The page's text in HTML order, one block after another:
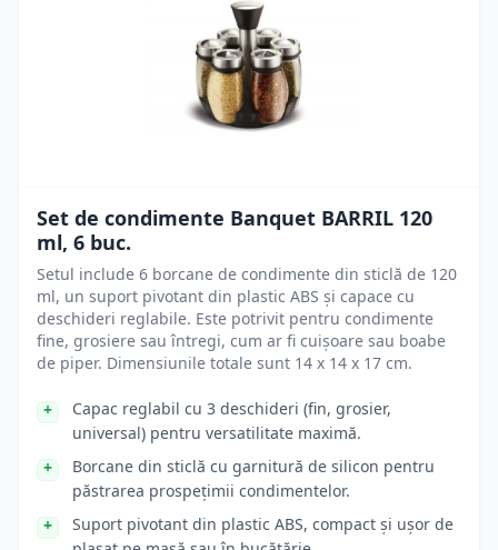
Set de condimente Banquet BARRIL 120
ml, 6 buc.
Setul include 6 borcane de condimente din sticlă de 120
ml, un suport pivotant din plastic ABS și capace cu
deschideri reglabile. Este potrivit pentru condimente
fine, grosiere sau întregi, cum ar fi cuișoare sau boabe
de piper. Dimensiunile totale sunt 14 x 14 x 17 cm.
Capac reglabil cu 3 deschideri (fin, grosier,
universal) pentru versatilitate maximă.
Borcane din sticlă cu garnitură de silicon pentru
păstrarea prospețimii condimentelor.
Suport pivotant din plastic ABS, compact și ușor de